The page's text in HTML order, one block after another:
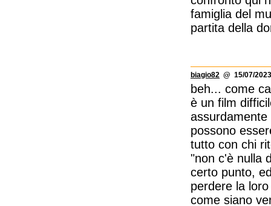
famiglia del
partita della
biagio82 @ 15/07/
beh... come
è un film
possono
tutto con chi
"non c'è nulla
certo punto,
perdere la
come siano